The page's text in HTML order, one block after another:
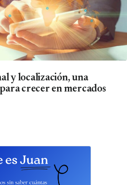
y localización, una
crecer en mercados